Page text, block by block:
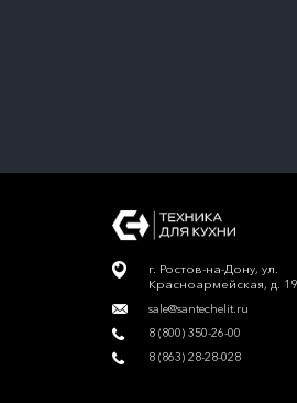
г. Ростов-на-Дону, ул.
Красноармейская, д.
sale@santechelit.ru
8 (800) 350-26-00
8 (863) 28-28-028